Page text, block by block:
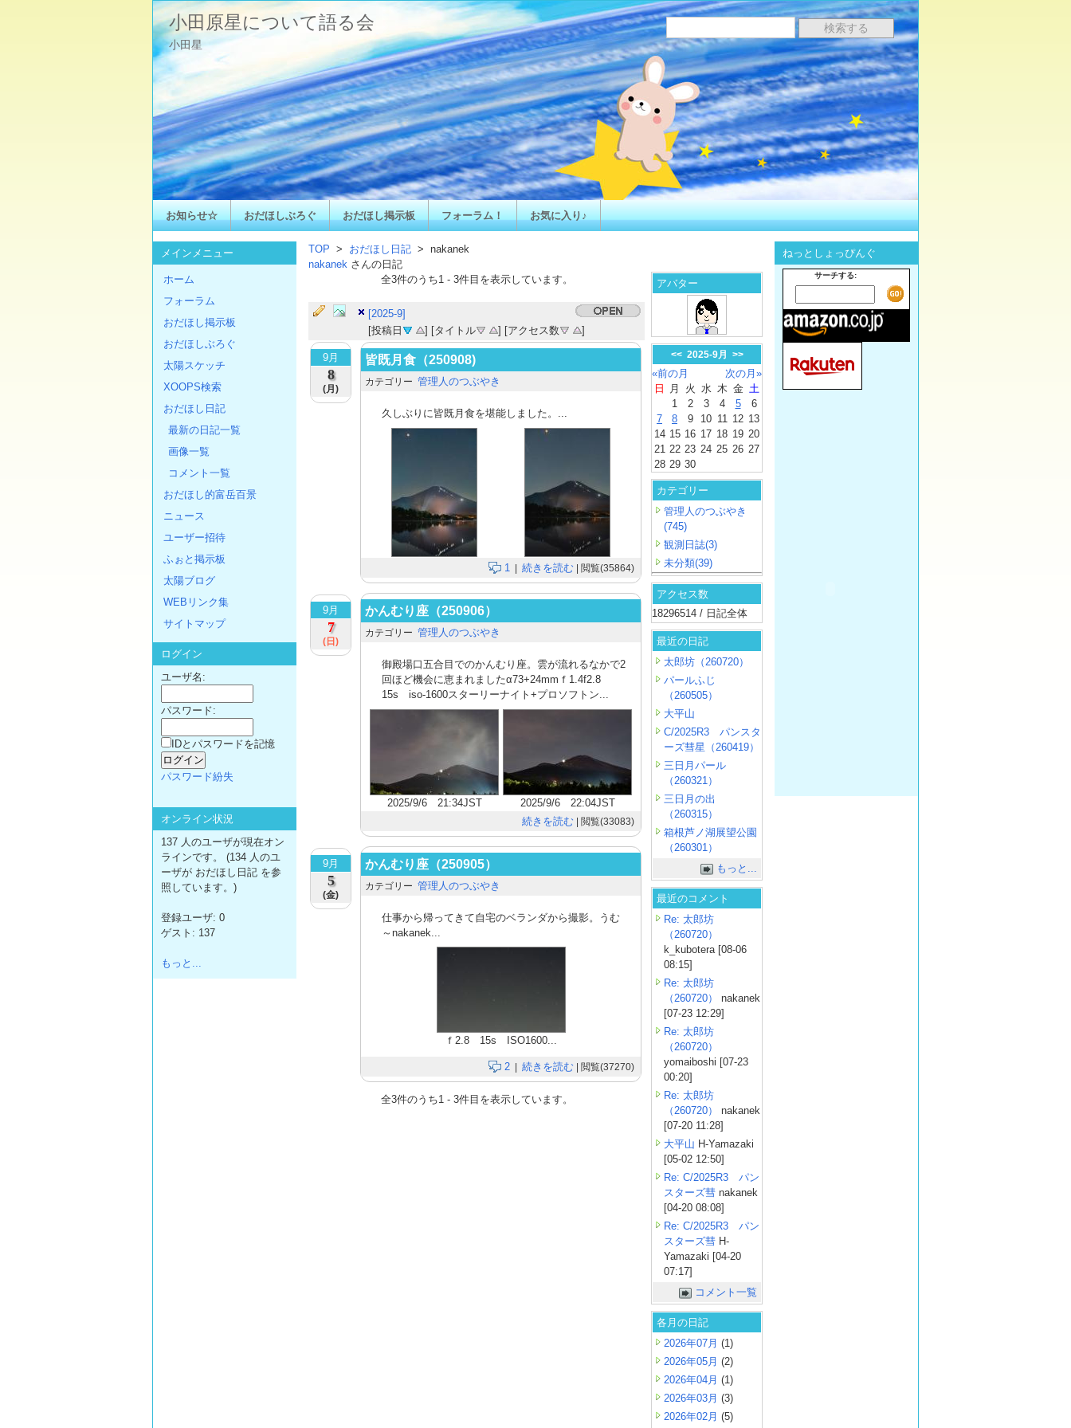
小田原星について語る会
小田星
お知らせ☆ おだほしぶろぐ おだほし掲示板 フォーラム！ お気に入り♪
TOP > おだほし日記 > nakanek
nakanek さんの日記
全3件のうち1- 3件目を表示しています。
[2025-9]
[投稿日
] [タイトル ] [アクセス数 ]
9月
8
(月)
皆既月食（250908)
カテゴリー 管理人のつぶやき
久しぶりに皆既月食を堪能しました。...
1 | 続きを読む | 閲覧(35864)
9月
7
(日)
かんむり座（250906）
カテゴリー 管理人のつぶやき
御殿場口五合目でのかんむり座。雲が流れるなかで2
回ほど機会に恵まれましたα73+24mmｆ1.4f2.8
15s iso-1600スターリーナイト+プロソフトン...
2025/9/6 21:34JST
2025/9/6 22:04JST
続きを読む | 閲覧(33083)
9月
5
(金)
かんむり座（250905）
カテゴリー 管理人のつぶやき
仕事から帰ってきて自宅のベランダから撮影。うむ
～nakanek...
ｆ2.8 15s ISO1600...
2 | 続きを読む | 閲覧(37270)
全3件のうち1- 3件目を表示しています。
アバター
<< 2025-9月 >>
«前の月
次の月»
日
月 火 水 木 金 土
1
2 3 4 5
6
7
8 9 10 11 12 13
14 15 16 17 18 19 20
21 22 23 24 25 26 27
28 29 30
カテゴリー
管理人のつぶやき
(745)
観測日誌(3)
未分類(39)
アクセス数
18296514 / 日記全体
最近の日記
太郎坊（260720）
パールふじ
（260505）
大平山
C/2025R3 パンスタ
ーズ彗星（260419）
三日月パール
（260321）
三日月の出
（260315）
箱根芦ノ湖展望公園
（260301）
もっと...
最近のコメント
Re: 太郎坊
（260720）
k_kubotera [08-06
08:15]
Re: 太郎坊
（260720）
nakanek
[07-23 12:29]
Re: 太郎坊
（260720）
yomaiboshi [07-23
00:20]
Re: 太郎坊
（260720）
nakanek
[07-20 11:28]
大平山 H-Yamazaki
[05-02 12:50]
Re: C/2025R3 パン
スターズ彗 nakanek
[04-20 08:08]
Re: C/2025R3 パン
スターズ彗 H-
Yamazaki [04-20
07:17]
コメント一覧
各月の日記
2026年07月 (1)
2026年05月 (2)
2026年04月 (1)
2026年03月 (3)
2026年02月 (5)
メインメニュー
ホーム
フォーラム
おだほし掲示板
おだほしぶろぐ
太陽スケッチ
XOOPS検索
おだほし日記
最新の日記一覧
画像一覧
コメント一覧
おだほし的富岳百景
ニュース
ユーザー招待
ふぉと掲示板
太陽ブログ
WEBリンク集
サイトマップ
ログイン
ユーザ名:
パスワード:
IDとパスワードを記憶
パスワード紛失
オンライン状況
137 人のユーザが現在オン
ラインです。 (134 人のユ
ーザが おだほし日記 を参
照しています。)
登録ユーザ: 0
ゲスト: 137
もっと...
ねっとしょっぴんぐ
サーチする: